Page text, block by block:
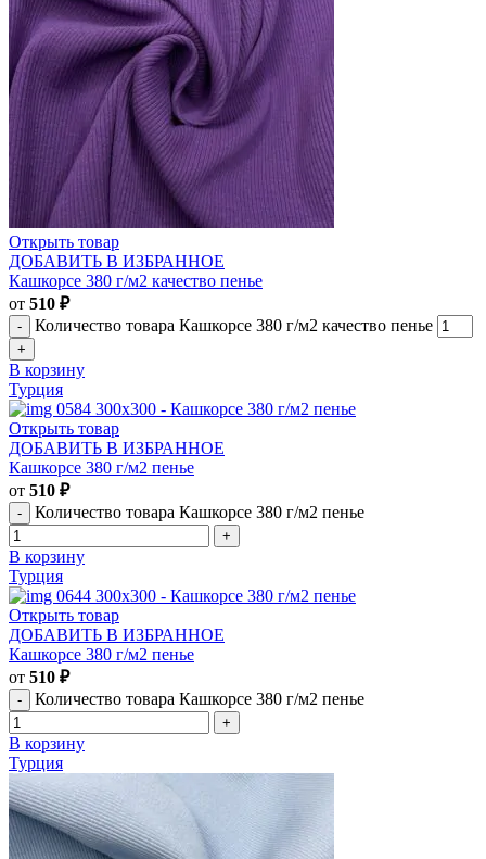
Открыть товар
ДОБАВИТЬ В ИЗБРАННОЕ
Кашкорсе 380 г/м2 качество пенье
от 510 ₽
Количество товара Кашкорсе 380 г/м2 качество пенье
В корзину
Турция
Открыть товар
ДОБАВИТЬ В ИЗБРАННОЕ
Кашкорсе 380 г/м2 пенье
от 510 ₽
Количество товара Кашкорсе 380 г/м2 пенье
В корзину
Турция
Открыть товар
ДОБАВИТЬ В ИЗБРАННОЕ
Кашкорсе 380 г/м2 пенье
от 510 ₽
Количество товара Кашкорсе 380 г/м2 пенье
В корзину
Турция